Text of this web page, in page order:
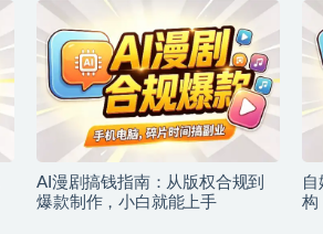
AI漫剧搞钱指南：从版权合规到
爆款制作，小白就能上手
构